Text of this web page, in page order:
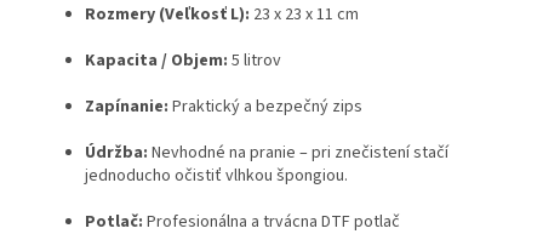
Rozmery (Veľkosť L): 23 x 23 x 11 cm
Kapacita / Objem: 5 litrov
Zapínanie: Praktický a bezpečný zips
Údržba: Nevhodné na pranie – pri znečistení stačí
jednoducho očistiť vlhkou špongiou.
Potlač: Profesionálna a trvácna DTF potlač